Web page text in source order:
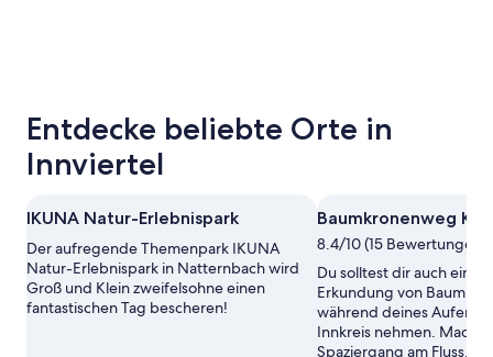
Entdecke beliebte Orte in
Innviertel
IKUNA Natur-Erlebnispark
Der aufregende Themenpark IKUNA
Natur-Erlebnispark in Natternbach wird
Groß und Klein zweifelsohne einen
fantastischen Tag bescheren!
Baumkronenweg
8.4/10 (15 Bewertungen)
Du solltest dir auch ein
Erkundung von
während deines
Innkreis nehmen. Mach
Spaziergang am Fluss,